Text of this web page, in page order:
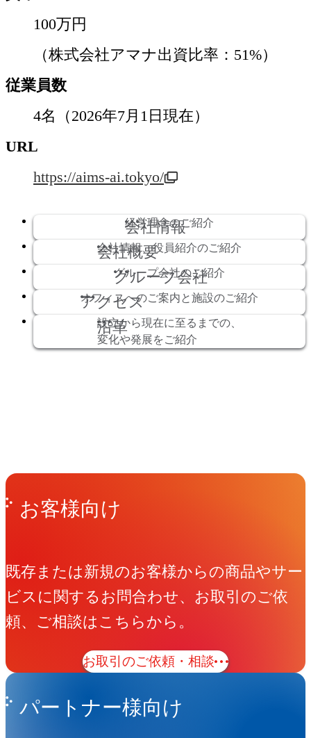
100万円
（株式会社アマナ出資比率：51%）
従業員数
4名（2026年7月1日現在）
URL
https://aims-ai.tokyo/
会社情報
経営理念のご紹介
会社概要
会社情報、役員紹介のご紹介
グループ会社
グループ会社のご紹介
アクセス
オフィスへのご案内と施設のご紹介
沿革
設立から現在に至るまでの、
変化や発展をご紹介
Get in Touchお問い合わせ
お客様向け
既存または新規のお客様からの商品やサー
ビスに関するお問合わせ、お取引のご依
頼、ご相談はこちらから。
お取引のご依頼・相談
パートナー様向け